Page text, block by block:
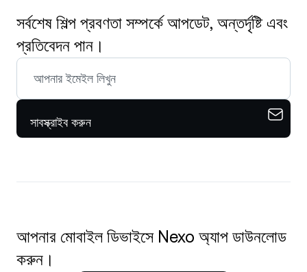
সর্বশেষ শিল্প প্রবণতা সম্পর্কে আপডেট, অন্তর্দৃষ্টি এবং
প্রতিবেদন পান।
সাবস্ক্রাইব করুন
আপনার মোবাইল ডিভাইসে Nexo অ্যাপ ডাউনলোড
করুন।